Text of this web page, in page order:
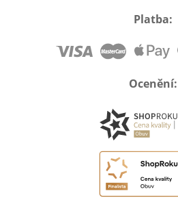
Platba:
Ocenění: